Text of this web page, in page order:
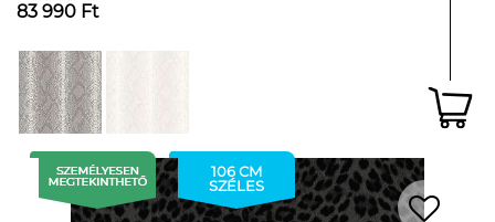
83 990 Ft
106 CM
SZÉLES